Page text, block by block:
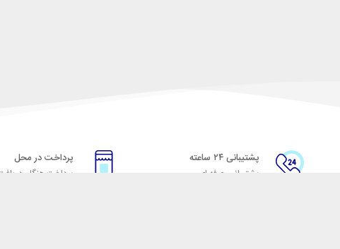
پشتیبانی ۲۴ ساعته
پشتیبانی حرفه ای
پرداخت در محل
پرداخت هنگام